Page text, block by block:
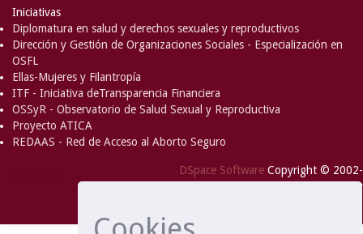
Iniciativas
Diplomatura en salud y derechos sexuales y reproductivos
Dirección y Gestión de Organizaciones Sociales - Especialización en
OSFL
Ellas-Mujeres y Filantropía
ITF - Iniciativa deTransparencia Financiera
OSSyR - Observatorio de Salud Sexual y Reproductiva
Proyecto ATICA
REDAAS - Red de Acceso al Aborto Seguro
DSpace Software Copyright © 2002-
- Extensión mantenida y